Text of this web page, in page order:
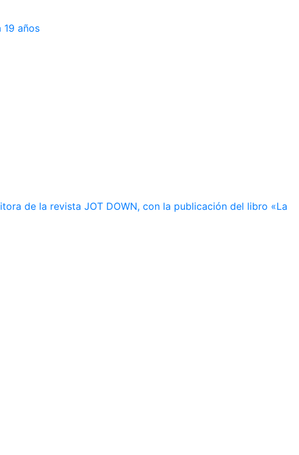
19 años
de la revista JOT DOWN, con la publicación del libro «La